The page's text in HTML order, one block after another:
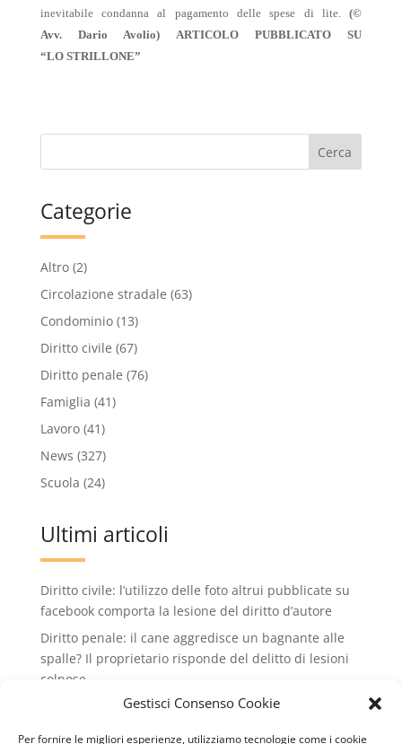
Gestisci Consenso Cookie
Per fornire le migliori esperienze, utilizziamo tecnologie come i cookie
inevitabile condanna al pagamento delle spese di lite.(©
Avv. Dario Avolio) ARTICOLO PUBBLICATO SU
“LO STRILLONE”
Categorie
Altro(2)
Circolazione stradale (63)
Condominio(13)
Diritto civile (67)
Diritto penale (76)
Famiglia (41)
Lavoro(41)
News (327)
Scuola (24)
Ultimi articoli
Diritto civile: l’utilizzo delle foto altrui pubblicate su
facebook comporta la lesione del diritto d’autore
Diritto penale: il cane aggredisce un bagnante alle
spalle? Il proprietario risponde del delitto di lesioni
colpose.
Condominio: no all'installazione di condizionatori